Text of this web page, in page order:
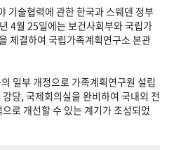
50+1주년 광장
기술협력에 관한 한국과 스웨덴 정부
4월 25일에는 보건사회부와 국립가
체결하여 국립가족계획연구소 본관
일부 개정으로 가족계획연구원 설립
당, 국제회의실을 완비하여 국내외 전
로 개선할 수 있는 계기가 조성되었